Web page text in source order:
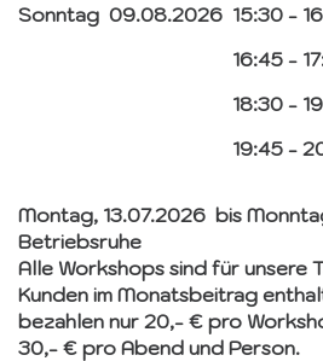
Sonntag 09.08.2026 15:30 -
16:45 -
18:30 -
19:45 -
Montag, 13.07.2026 bis
Betriebsruhe
Alle Workshops sind für unsere
Kunden im Monatsbeitrag
bezahlen nur 20,- € pro
30,- € pro Abend und Person.